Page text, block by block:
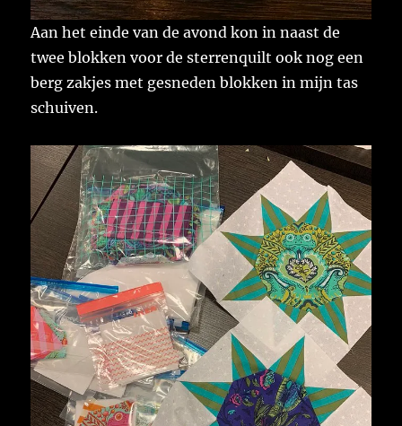
Aan het einde van de avond kon in naast de
twee blokken voor de sterrenquilt ook nog een
berg zakjes met gesneden blokken in mijn tas
schuiven.